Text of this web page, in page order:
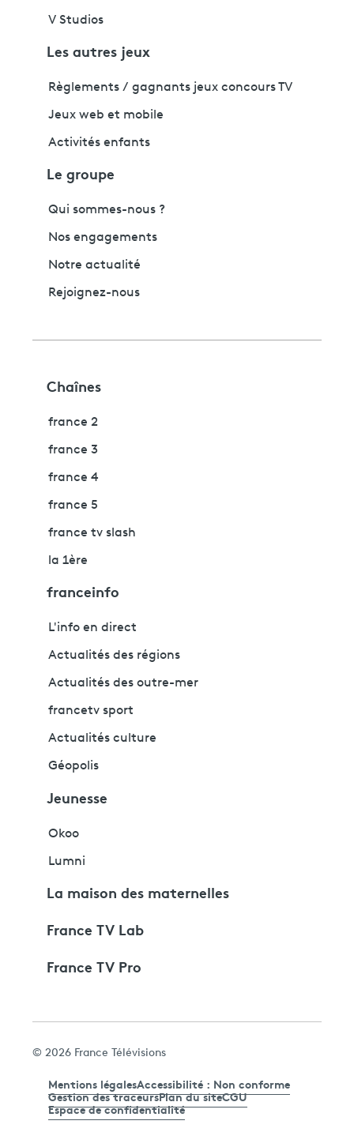
V Studios
Les autres jeux
Règlements / gagnants jeux concours TV
Jeux web et mobile
Activités enfants
Le groupe
Qui sommes-nous ?
Nos engagements
Notre actualité
Rejoignez-nous
Chaînes
france 2
france 3
france 4
france 5
france tv slash
la 1ère
franceinfo
L'info en direct
Actualités des régions
Actualités des outre-mer
francetv sport
Actualités culture
Géopolis
Jeunesse
Okoo
Lumni
La maison des maternelles
France TV Lab
France TV Pro
© 2026 France Télévisions
Mentions légalesAccessibilité : Non conforme
Gestion des traceursPlan du siteCGU
Espace de confidentialité